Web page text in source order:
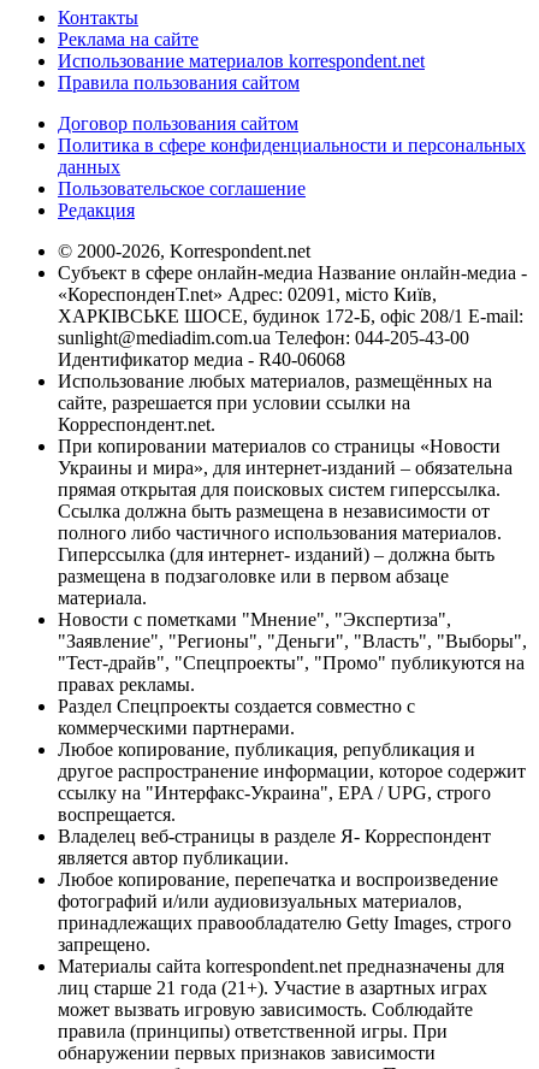
Контакты
Реклама на сайте
Использование материалов korrespondent.net
Правила пользования сайтом
Договор пользования сайтом
Политика в сфере конфиденциальности и персональных
данных
Пользовательское соглашение
Редакция
© 2000-2026, Korrespondent.net
Субъект в сфере онлайн-медиа Название онлайн-медиа -
«КореспонденТ.net» Адрес: 02091, місто Київ,
ХАРКІВСЬКЕ ШОСЕ, будинок 172-Б, офіс 208/1 E-mail:
sunlight@mediadim.com.ua Телефон: 044-205-43-00
Идентификатор медиа - R40-06068
Использование любых материалов, размещённых на
сайте, разрешается при условии ссылки на
Корреспондент.net.
При копировании материалов со страницы «Новости
Украины и мира», для интернет-изданий – обязательна
прямая открытая для поисковых систем гиперссылка.
Ссылка должна быть размещена в независимости от
полного либо частичного использования материалов.
Гиперссылка (для интернет- изданий) – должна быть
размещена в подзаголовке или в первом абзаце
материала.
Новости с пометками "Мнение", "Экспертиза",
"Заявление", "Регионы", "Деньги", "Власть", "Выборы",
"Тест-драйв", "Спецпроекты", "Промо" публикуются на
правах рекламы.
Раздел Спецпроекты создается совместно с
коммерческими партнерами.
Любое копирование, публикация, републикация и
другое распространение информации, которое содержит
ссылку на "Интерфакс-Украина", EPA / UPG, строго
воспрещается.
Владелец веб-страницы в разделе Я- Корреспондент
является автор публикации.
Любое копирование, перепечатка и воспроизведение
фотографий и/или аудиовизуальных материалов,
принадлежащих правообладателю Getty Images, строго
запрещено.
Материалы сайта korrespondent.net предназначены для
лиц старше 21 года (21+). Участие в азартных играх
может вызвать игровую зависимость. Соблюдайте
правила (принципы) ответственной игры. При
обнаружении первых признаков зависимости